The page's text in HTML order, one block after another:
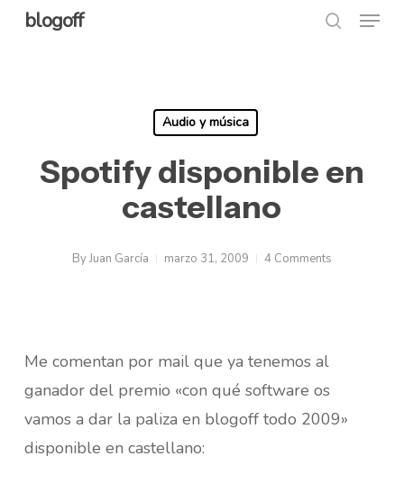
Skipblogoff Menu
Audio y música
Spotify disponible en
castellano
ByJuan García marzo 31, 2009 4 Comments
Me comentan por mail que ya tenemos al
ganador del premio «con qué software os
vamos a dar la paliza en blogoff todo 2009»
disponible en castellano: